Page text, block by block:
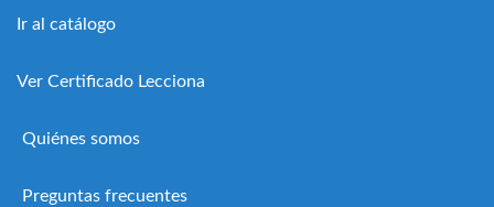
Ir al catálogo
Ver Certificado Lecciona
Quiénes somos
Preguntas frecuentes